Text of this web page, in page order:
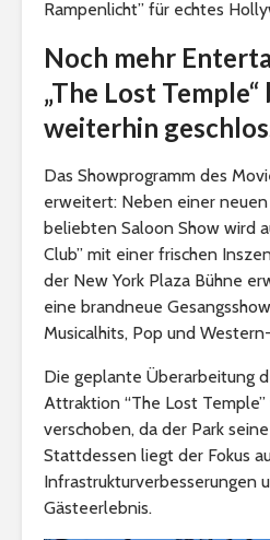
Rampenlicht” für echtes
Noch mehr
„The Lost
weiterhin
Das Showprogramm des
erweitert: Neben einer
beliebten Saloon Show wird
Club” mit einer frischen
der New York Plaza Bühne
eine brandneue
Musicalhits, Pop und
Die geplante Überarbeitung
Attraktion “The Lost
verschoben, da der Park
Stattdessen liegt der Fokus
Infrastrukturverbesserungen
Gästeerlebnis.